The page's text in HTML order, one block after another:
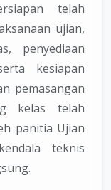
telah
ujian,
penyediaan
kesiapan
pemasangan
kelas telah
panitia Ujian
teknis